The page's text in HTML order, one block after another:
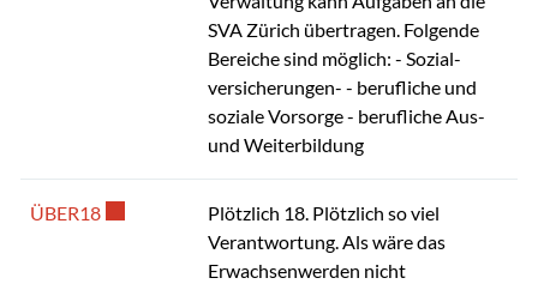
SVA Zürich über­tragen. Folgende
Bereiche sind möglich: - Sozial­
versicherungen- - berufliche und
soziale Vorsorge - berufliche Aus-
und Weiter­bildung
ÜBER18Externer Link wird in einem neuen Fenster geöffnet.
Plötzlich 18. Plötzlich so viel
Verantwortung. Als wäre das
Erwachsenwerden nicht